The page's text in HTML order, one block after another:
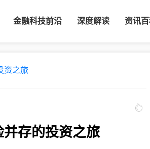
金融科技前沿 深度解读 资讯
资之旅
存的投资之旅